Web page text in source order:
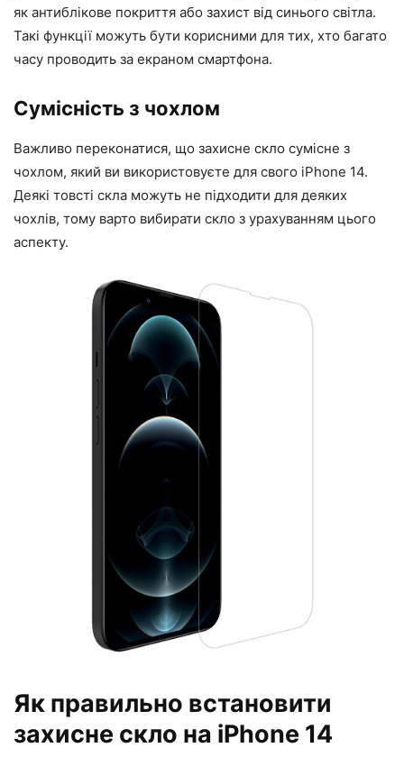
як антиблікове покриття або захист від синього світла.
Такі функції можуть бути корисними для тих, хто багато
часу проводить за екраном смартфона.
Сумісність з чохлом
Важливо переконатися, що захисне скло сумісне з
чохлом, який ви використовуєте для свого iPhone 14.
Деякі товсті скла можуть не підходити для деяких
чохлів, тому варто вибирати скло з урахуванням цього
аспекту.
Як правильно встановити
захисне скло на iPhone 14